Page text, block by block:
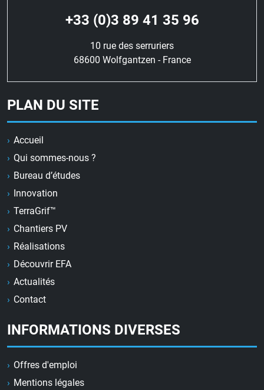
+33 (0)3 89 41 35 96
10 rue des serruriers
68600 Wolfgantzen - France
PLAN DU SITE
Accueil
Qui sommes-nous ?
Bureau d’études
Innovation
TerraGrif™
Chantiers PV
Réalisations
Découvrir EFA
Actualités
Contact
INFORMATIONS DIVERSES
Offres d'emploi
Mentions légales